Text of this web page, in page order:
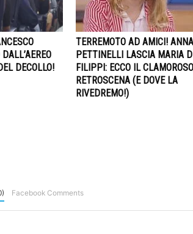
DECOLLO!
TERREMOTO AD AMICI! ANNA
PETTINELLI LASCIA MARIA
FILIPPI: ECCO IL CLAMOROSO
RETROSCENA (E DOVE LA
RIVEDREMO!)
Facebook Comments